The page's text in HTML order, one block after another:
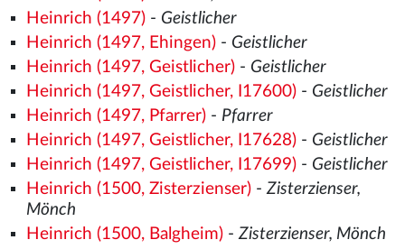
Heinrich (1497)- Geistlicher
Heinrich (1497, Ehingen)- Geistlicher
Heinrich (1497, Geistlicher)- Geistlicher
Heinrich (1497, Geistlicher, I17600)- Geistlicher
Heinrich (1497, Pfarrer)- Pfarrer
Heinrich (1497, Geistlicher, I17628)- Geistlicher
Heinrich (1497, Geistlicher, I17699)- Geistlicher
Heinrich (1500, Zisterzienser)-Zisterzienser,
Mönch
Heinrich (1500, Balgheim)-Zisterzienser, Mönch